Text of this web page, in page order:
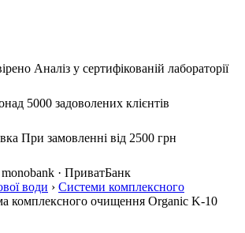
Аналіз у сертифікованій лабораторії
5000 задоволених клієнтів
При замовленні від 2500 грн
monobank · ПриватБанк
води › Системи комплексного
комплексного очищення Organic K-10